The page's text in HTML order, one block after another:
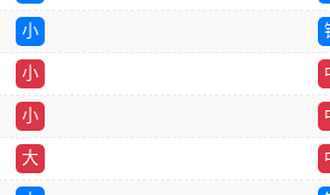
小
小
小
大